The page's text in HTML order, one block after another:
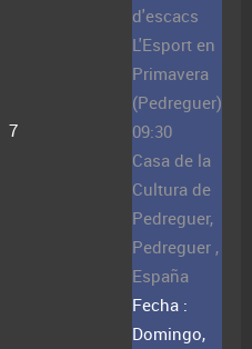
7
d'escacs
L'Esport en
Primavera
(Pedreguer)
09:30
Casa de la
Cultura de
Pedreguer,
Pedreguer ,
España
Fecha :
Domingo,